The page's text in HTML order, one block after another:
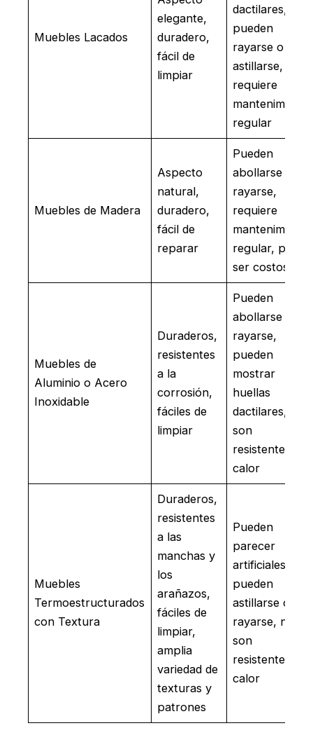
Muebles Lacados
elegante,
duradero,
fácil de
limpiar
dactilares,
pueden
rayarse o
astillarse,
requiere
mantenimiento
regular
Muebles de Madera
Aspecto
natural,
duradero,
fácil de
reparar
Pueden
abollarse o
rayarse,
requiere
mantenimiento
regular, puede
ser costoso
Muebles de
Aluminio o Acero
Inoxidable
Duraderos,
resistentes
a la
corrosión,
fáciles de
limpiar
Pueden
abollarse o
rayarse,
pueden
mostrar
huellas
dactilares, no
son
resistentes al
calor
Muebles
Termoestructurados
con Textura
Duraderos,
resistentes
a las
manchas y
los
arañazos,
fáciles de
limpiar,
amplia
variedad de
texturas y
patrones
Pueden
parecer
artificiales,
pueden
astillarse o
rayarse, no
son
resistentes al
calor